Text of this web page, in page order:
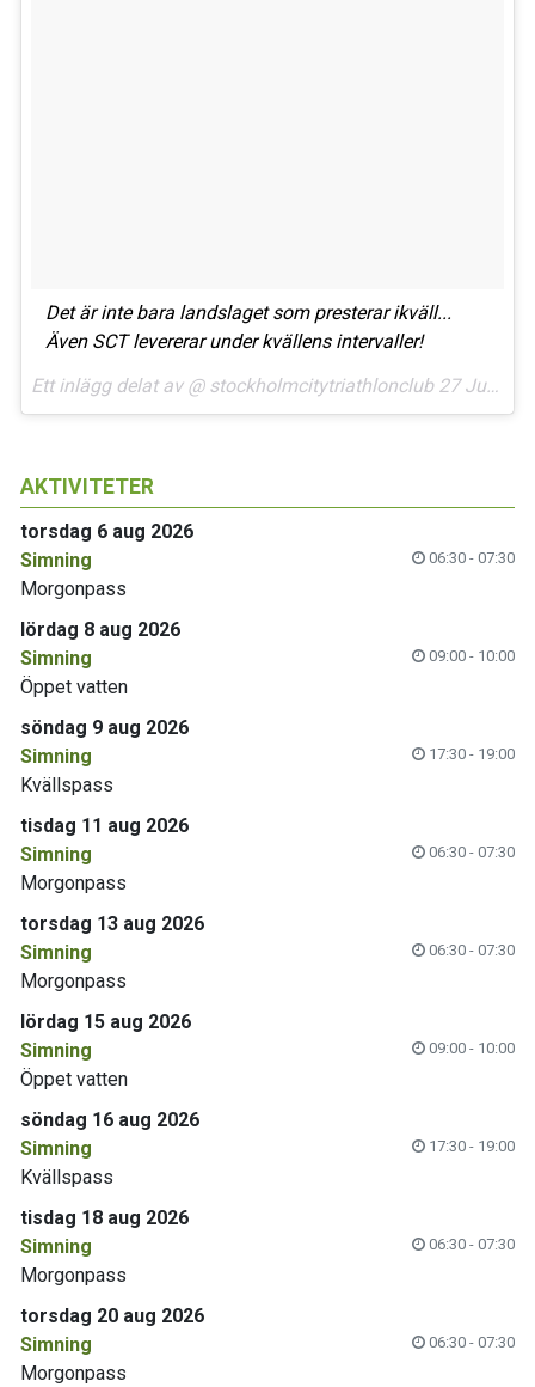
AKTIVITETER
torsdag 6 aug 2026
Simning
06:30 - 07:30
Morgonpass
lördag 8 aug 2026
Simning
09:00 - 10:00
Öppet vatten
söndag 9 aug 2026
Simning
17:30 - 19:00
Kvällspass
tisdag 11 aug 2026
Simning
06:30 - 07:30
Morgonpass
torsdag 13 aug 2026
Simning
06:30 - 07:30
Morgonpass
lördag 15 aug 2026
Simning
09:00 - 10:00
Öppet vatten
söndag 16 aug 2026
Simning
17:30 - 19:00
Kvällspass
tisdag 18 aug 2026
Simning
06:30 - 07:30
Morgonpass
torsdag 20 aug 2026
Simning
06:30 - 07:30
Morgonpass
Det är inte bara landslaget som presterar ikväll...
Även SCT levererar under kvällens intervaller!
Ett inlägg delat av @stockholmcitytriathlonclub 27 Jun 2018 kl. 12:55 PDT